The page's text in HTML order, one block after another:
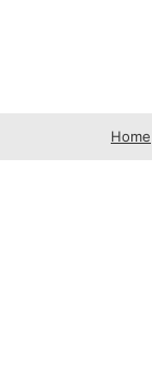
Home